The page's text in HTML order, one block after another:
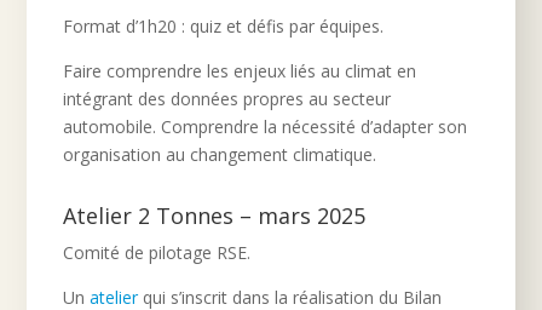
Format d’1h20 : quiz et défis par équipes.
Faire comprendre les enjeux liés au climat en
intégrant des données propres au secteur
automobile. Comprendre la nécessité d’adapter son
organisation au changement climatique.
Atelier 2 Tonnes – mars 2025
Comité de pilotage RSE.
Unatelierqui s’inscrit dans la réalisation du Bilan